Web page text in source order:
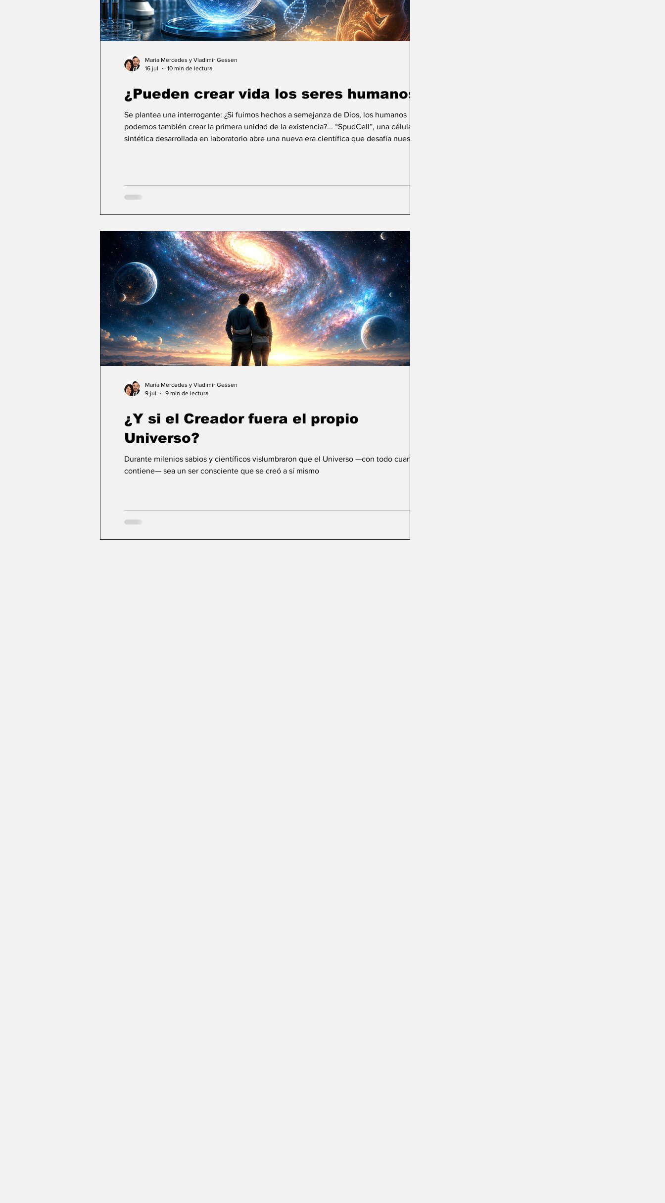
¿Pueden crear vida los seres humanos?
Se plantea una interrogante: ¿Si fuimos hechos a semejanza de Dios, los humanos
podemos también crear la primera unidad de la existencia?... “SpudCell”, una célula
sintética desarrollada en laboratorio abre una nueva era científica que desafía nuestras
Maria Mercedes y Vladimir Gessen
16 jul
10 min de lectura
¿Y si el Creador fuera el propio
Universo?
Durante milenios sabios y científicos vislumbraron que el Universo —con todo cuanto
contiene— sea un ser consciente que se creó a sí mismo
María Mercedes y Vladimir Gessen
9 jul
9 min de lectura